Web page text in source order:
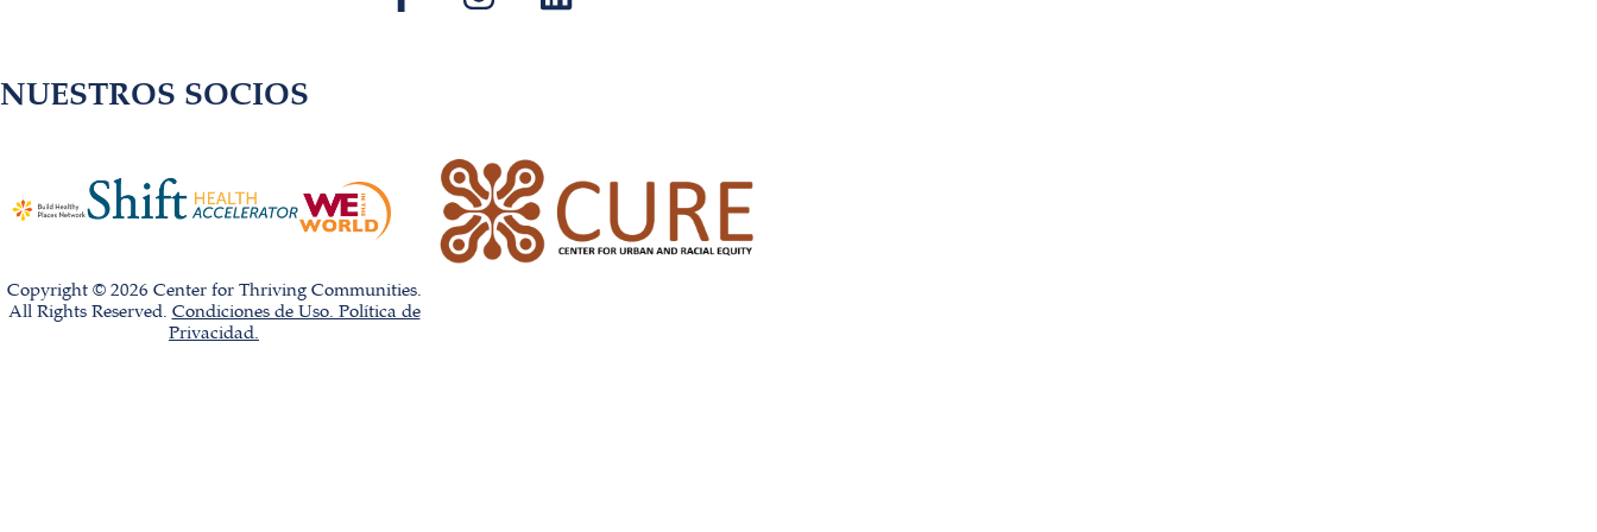
NUESTROS SOCIOS
Copyright © 2026 Center for Thriving Communities.
All Rights Reserved. Condiciones de Uso. Política de
Privacidad.